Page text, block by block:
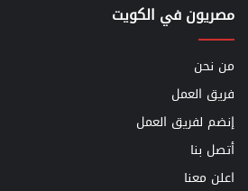
مصريون في الكويت
من نحن
فريق العمل
إنضم لفريق العمل
أتصل بنا
اعلن معنا